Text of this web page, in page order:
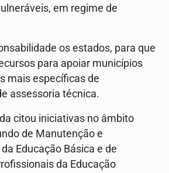
em regime de
os estados, para que
para apoiar municípios
mais específicas de
assessoria técnica.
citou iniciativas no âmbito
de Manutenção e
Educação Básica e de
da Educação